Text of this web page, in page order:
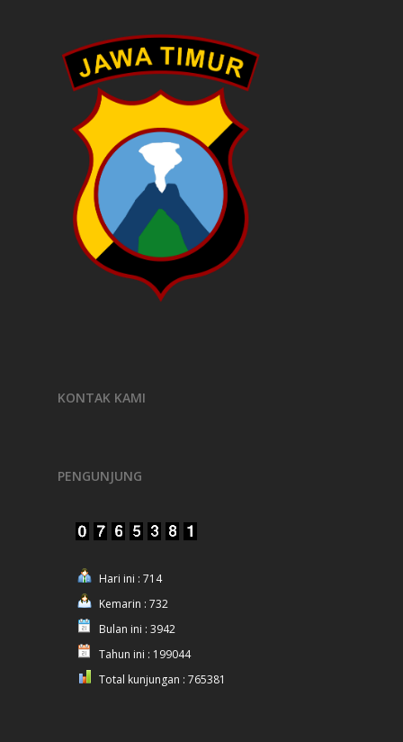
KONTAK KAMI
PENGUNJUNG
Hari ini : 714
Kemarin : 732
Bulan ini : 3942
Tahun ini : 199044
Total kunjungan : 765381